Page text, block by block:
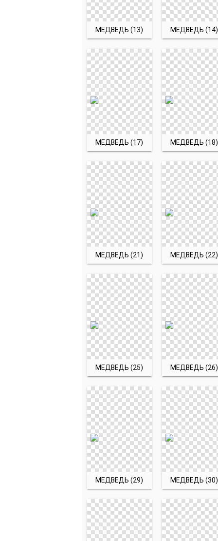
МЕДВЕДЬ (13) МЕДВЕДЬ (14)
МЕДВЕДЬ (17) МЕДВЕДЬ (18)
МЕДВЕДЬ (21) МЕДВЕДЬ (22)
МЕДВЕДЬ (25) МЕДВЕДЬ (26)
МЕДВЕДЬ (29) МЕДВЕДЬ (30)